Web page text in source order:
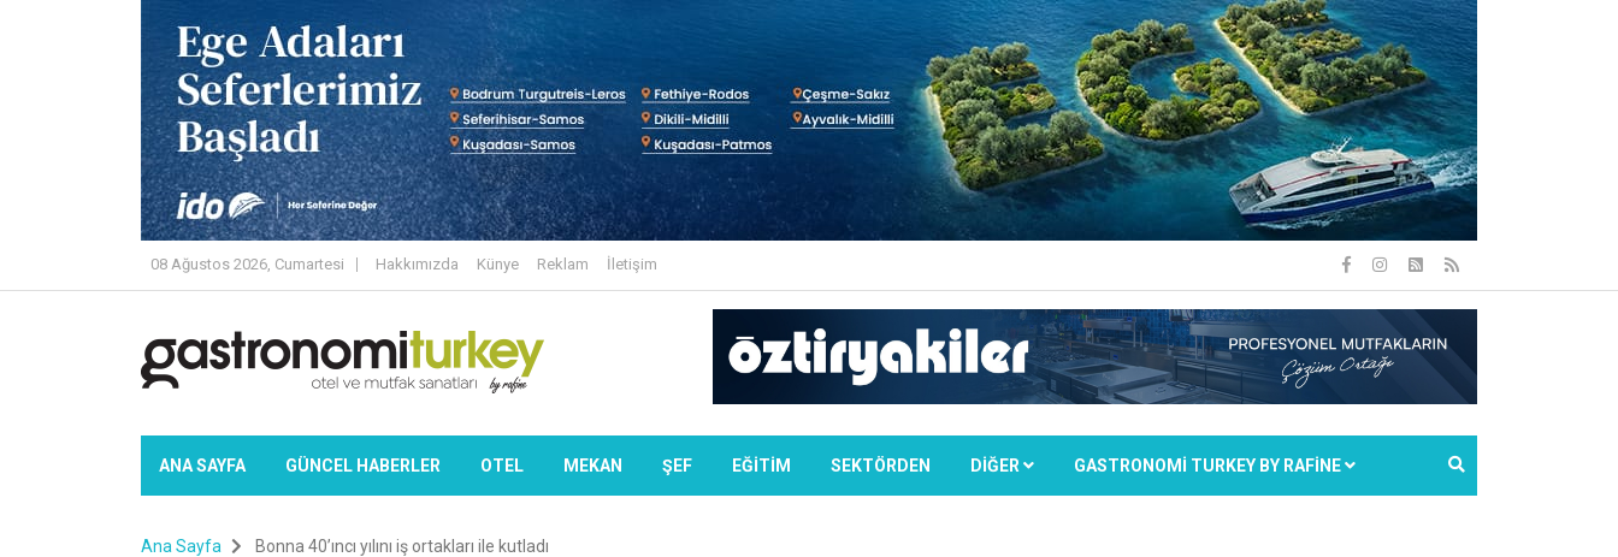
08 Ağustos 2026, Cumartesi Hakkımızda Künye Reklam İletişim
ANA SAYFA GÜNCEL HABERLER OTEL MEKAN ŞEF EĞİTİM SEKTÖRDEN DIĞER GASTRONOMİ TURKEY BY RAFİNE
Ana Sayfa Bonna 40’ıncı yılını iş ortakları ile kutladı